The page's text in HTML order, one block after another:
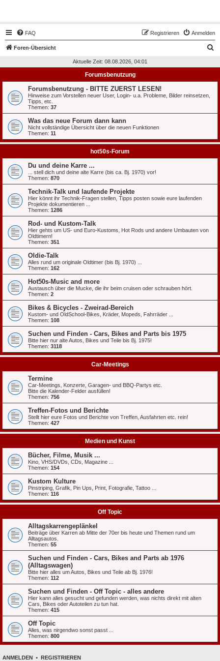
FAQ Anmelden
Registrieren
Foren-Übersicht
h
Aktuelle Zeit: 08.08.2026, 04:01
Forumsbenutzung
Forumsbenutzung - BITTE ZUERST LESEN!
Hinweise zum Vorstellen neuer User, Login- u.a. Probleme, Bilder reinsetzen,
Tipps, etc.
Themen: 37
Was das neue Forum dann kann
Nicht vollständige Übersicht über die neuen Funktionen
Themen: 11
hot50s-Forum
Du und deine Karre ...
... stell dich und deine alte Karre (bis ca. Bj. 1970) vor!
Themen: 870
Technik-Talk und laufende Projekte
Hier könnt ihr Technik-Fragen stellen, Tipps posten sowie eure laufenden
Projekte dokumentieren ...
Themen: 1286
Rod- und Kustom-Talk
Hier gehts um US- und Euro-Kustoms, Hot Rods und andere Umbauten von
Oldtimern!
Themen: 351
Oldie-Talk
Alles rund um originale Oldtimer (bis Bj. 1970) ...
Themen: 162
Hot50s-Music and more
Austausch über die Mucke, die ihr beim cruisen oder schrauben hört.
Themen: 2
Bikes & Bicycles - Zweirad-Bereich
Kustom- und OldSchool-Bikes, Kräder, Mopeds, Fahrräder ...
Themen: 108
Suchen und Finden - Cars, Bikes and Parts bis 1975
Bitte hier nur alte Autos, Bikes und Teile bis Bj. 1975!
Themen: 3118
Car-Meetings
Termine
Car-Meetings, Konzerte, Garagen- und BBQ-Partys etc.
Bitte die Kalender-Felder ausfüllen!
Themen: 756
Treffen-Fotos und Berichte
Stellt hier eure Fotos und Berichte von Treffen, Ausfahrten etc. rein!
Themen: 427
Medien und Kunst
Bücher, Filme, Musik ...
Kino, VHS/DVDs, CDs, Magazine ...
Themen: 154
Kustom Kulture
Pinstriping, Grafik, Pin Ups, Print, Fotografie, Tattoo ...
Themen: 116
Off Topic
Alltagskarrengeplänkel
Beiträge über Karren ab Mitte der 70er bis heute und Themen rund um
Alltagsautos.
Themen: 55
Suchen und Finden - Cars, Bikes and Parts ab 1976
(Alltagswagen)
Bitte hier alles um Autos, Bikes und Teile ab Bj. 1976!
Themen: 112
Suchen und Finden - Off Topic - alles andere
Hier kann alles gesucht und gefunden werden, was nichts direkt mit alten
Cars, Bikes oder Autoteilen zu tun hat.
Themen: 415
Off Topic
Alles, was nirgendwo sonst passt ...
Themen: 800
ANMELDEN • REGISTRIEREN